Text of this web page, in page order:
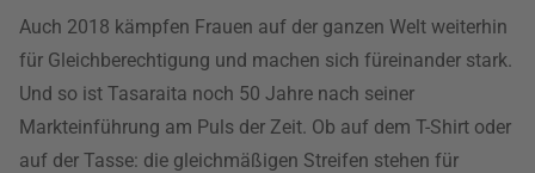
Auch 2018 kämpfen Frauen auf der ganzen Welt weiterhin
für Gleichberechtigung und machen sich füreinander stark.
Und so ist Tasaraita noch 50 Jahre nach seiner
Markteinführung am Puls der Zeit. Ob auf dem T-Shirt oder
auf der Tasse: die gleichmäßigen Streifen stehen für